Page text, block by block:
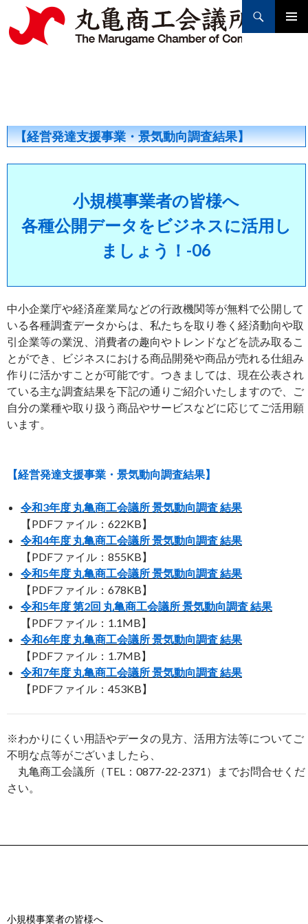
Search
【経営発達支援事業・景気動向調査結果】
小規模事業者の皆様へ
各種公開データをビジネスに活用し
ましょう！-06
中小企業庁や経済産業局などの行政機関等が無料で公開して
いる各種調査データからは、私たちを取り巻く経済動向や取
引企業等の業況、消費者の趣向やトレンドなどを読み取るこ
とができ、ビジネスにおける商品開発や商品が売れる仕組み
作りに活かすことが可能です。つきましては、現在公表され
ている主な調査結果を下記の通りご紹介いたしますので、ご
自分の業種や取り扱う商品やサービスなどに応じてご活用願
います。
【経営発達支援事業・景気動向調査結果】
令和3年度 丸亀商工会議所 景気動向調査 結果
【PDFファイル：622KB】
令和4年度 丸亀商工会議所 景気動向調査 結果
【PDFファイル：855KB】
令和5年度 丸亀商工会議所 景気動向調査 結果
【PDFファイル：678KB】
令和5年度 第2回 丸亀商工会議所 景気動向調査 結果
【PDFファイル：1.1MB】
令和6年度 丸亀商工会議所 景気動向調査 結果
【PDFファイル：1.7MB】
令和7年度 丸亀商工会議所 景気動向調査 結果
【PDFファイル：453KB】
※わかりにくい用語やデータの見方、活用方法等についてご
不明な点等がございましたら、
丸亀商工会議所（TEL：0877-22-2371）までお問合せくだ
さい。
小規模事業者の皆様へ